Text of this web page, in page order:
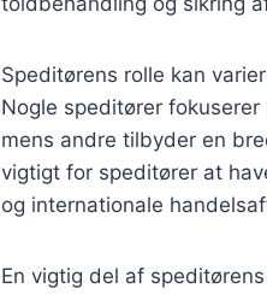
Speditørens rolle kan
Nogle speditører
mens andre tilbyder en
vigtigt for speditører at
og internationale
En vigtig del af